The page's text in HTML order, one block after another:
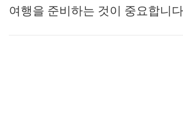
여행을 준비하는 것이 중요합니